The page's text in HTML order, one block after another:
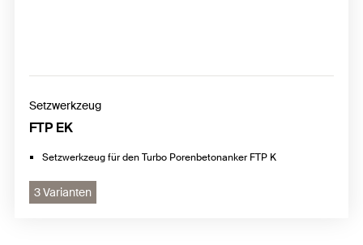
Setzwerkzeug
FTP EK
Setzwerkzeug für den Turbo Porenbetonanker FTP K
3 Varianten